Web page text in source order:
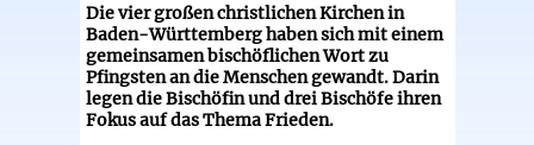
Die vier großen christlichen Kirchen in
Baden-Württemberg haben sich mit einem
gemeinsamen bischöflichen Wort zu
Pfingsten an die Menschen gewandt. Darin
legen die Bischöfin und drei Bischöfe ihren
Fokus auf das Thema Frieden.